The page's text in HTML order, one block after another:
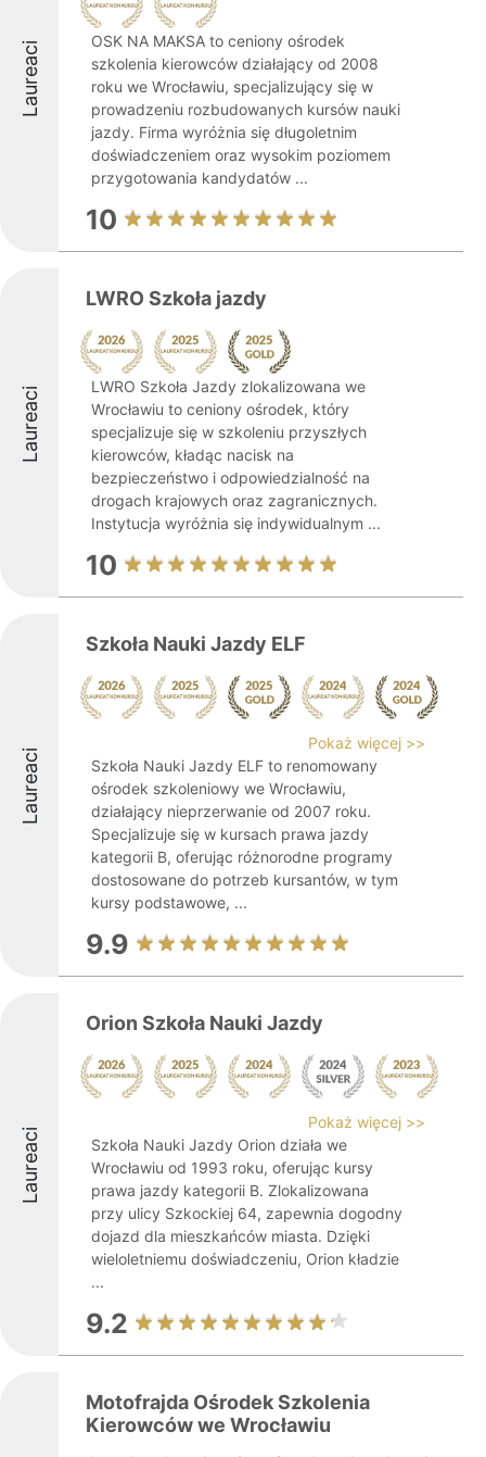
Laureaci
OSK NA MAKSA to ceniony ośrodek
szkolenia kierowców działający od 2008
roku we Wrocławiu, specjalizujący się w
prowadzeniu rozbudowanych kursów nauki
jazdy. Firma wyróżnia się długoletnim
doświadczeniem oraz wysokim poziomem
przygotowania kandydatów ...
10
Laureaci
LWRO Szkoła jazdy
LWRO Szkoła Jazdy zlokalizowana we
Wrocławiu to ceniony ośrodek, który
specjalizuje się w szkoleniu przyszłych
kierowców, kładąc nacisk na
bezpieczeństwo i odpowiedzialność na
drogach krajowych oraz zagranicznych.
Instytucja wyróżnia się indywidualnym ...
10
Laureaci
Szkoła Nauki Jazdy ELF
Pokaż więcej >>
Szkoła Nauki Jazdy ELF to renomowany
ośrodek szkoleniowy we Wrocławiu,
działający nieprzerwanie od 2007 roku.
Specjalizuje się w kursach prawa jazdy
kategorii B, oferując różnorodne programy
dostosowane do potrzeb kursantów, w tym
kursy podstawowe, ...
9.9
Laureaci
Orion Szkoła Nauki Jazdy
Pokaż więcej >>
Szkoła Nauki Jazdy Orion działa we
Wrocławiu od 1993 roku, oferując kursy
prawa jazdy kategorii B. Zlokalizowana
przy ulicy Szkockiej 64, zapewnia dogodny
dojazd dla mieszkańców miasta. Dzięki
wieloletniemu doświadczeniu, Orion kładzie
...
9.2
Motofrajda Ośrodek Szkolenia
Kierowców we Wrocławiu